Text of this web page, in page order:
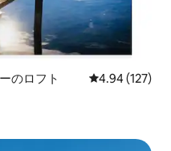
のロフト レビュー127
4.94 (127)